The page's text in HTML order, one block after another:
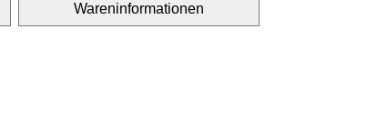
Wareninformationen